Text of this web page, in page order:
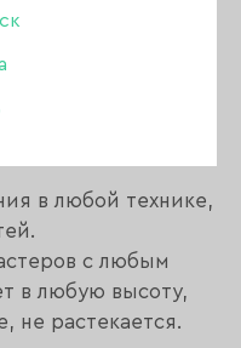
ногти
при опиле
не провоцируя
в любой технике,
с любым
в любую высоту,
не растекается.